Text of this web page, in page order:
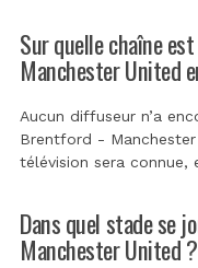
Sur quelle chaîne
Manchester United
Aucun diffuseur n’a
Brentford - Manchester
télévision sera connue,
Dans quel stade se
Manchester United ?